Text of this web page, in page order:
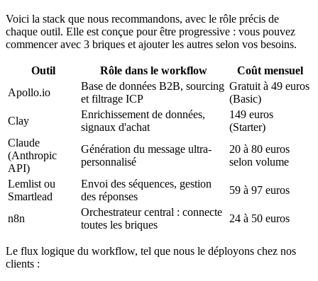
Voici la stack que nous recommandons, avec le rôle précis de
chaque outil. Elle est conçue pour être progressive : vous pouvez
commencer avec 3 briques et ajouter les autres selon vos besoins.
Outil Rôle dans le workflow
Coût mensuel
Apollo.io
Base de données B2B, sourcing
et filtrage ICP
Gratuit à 49 euros
(Basic)
Clay
Enrichissement de données,
signaux d'achat
149 euros
(Starter)
Claude
(Anthropic
API)
Génération du message ultra-
personnalisé
20 à 80 euros
selon volume
Lemlist ou
Smartlead
Envoi des séquences, gestion
des réponses
59 à 97 euros
n8n
Orchestrateur central : connecte
toutes les briques
24 à 50 euros
Le flux logique du workflow, tel que nous le déployons chez nos
clients :